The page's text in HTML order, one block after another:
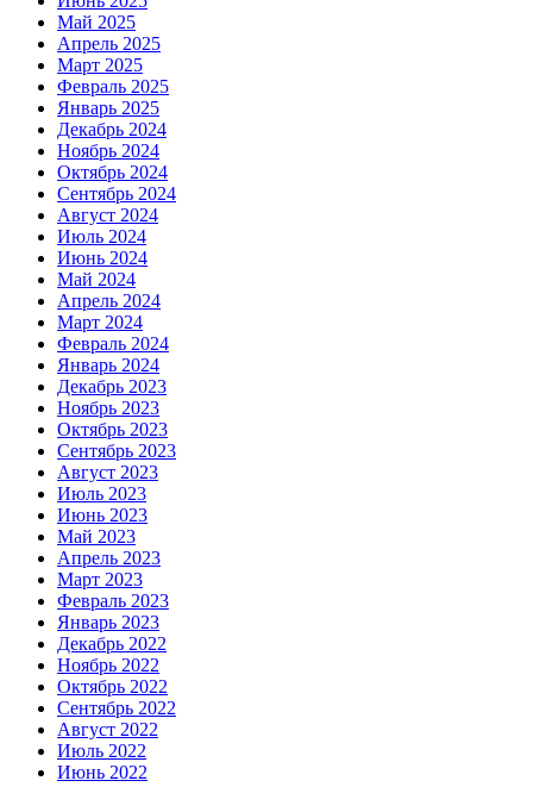
Май 2025
Апрель 2025
Март 2025
Февраль 2025
Январь 2025
Декабрь 2024
Ноябрь 2024
Октябрь 2024
Сентябрь 2024
Август 2024
Июль 2024
Июнь 2024
Май 2024
Апрель 2024
Март 2024
Февраль 2024
Январь 2024
Декабрь 2023
Ноябрь 2023
Октябрь 2023
Сентябрь 2023
Август 2023
Июль 2023
Июнь 2023
Май 2023
Апрель 2023
Март 2023
Февраль 2023
Январь 2023
Декабрь 2022
Ноябрь 2022
Октябрь 2022
Сентябрь 2022
Август 2022
Июль 2022
Июнь 2022